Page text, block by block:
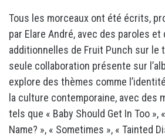
Tous les morceaux ont été écrits,
par Elare André, avec des paroles et
additionnelles de Fruit Punch sur le
seule collaboration présente sur
explore des thèmes comme
la culture contemporaine, avec des
tels que « Baby Should Get In Too », «
Name? », « Sometimes », « Tainted